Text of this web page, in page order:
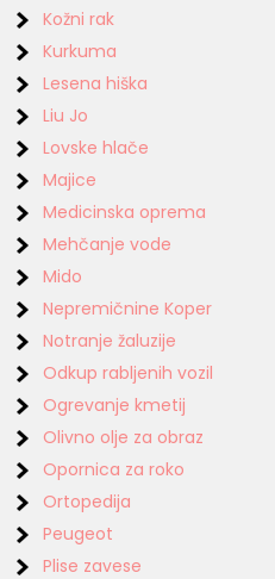
Kožni rak
Kurkuma
Lesena hiška
Liu Jo
Lovske hlače
Majice
Medicinska oprema
Mehčanje vode
Mido
Nepremičnine Koper
Notranje žaluzije
Odkup rabljenih vozil
Ogrevanje kmetij
Olivno olje za obraz
Opornica za roko
Ortopedija
Peugeot
Plise zavese